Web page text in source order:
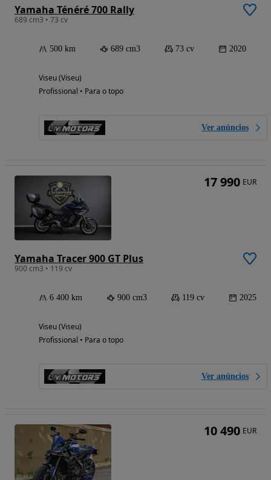
Yamaha Ténéré 700 Rally
689 cm3 • 73 cv
500 km 689 cm3 73 cv 2020
Viseu (Viseu)
Profissional • Para o topo
Ver anúncios
Yamaha Tracer 900 GT Plus
900 cm3 • 119 cv
6 400 km 900 cm3 119 cv 2025
Viseu (Viseu)
Profissional • Para o topo
Ver anúncios
17 990 EUR
10 490 EUR